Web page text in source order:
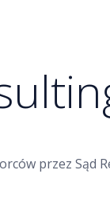
przez Sąd